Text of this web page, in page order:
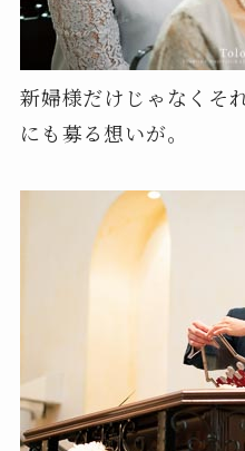
新婦様だけじゃなくそ
にも募る想いが。